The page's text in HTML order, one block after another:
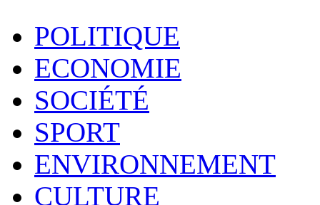
POLITIQUE
ECONOMIE
SOCIÉTÉ
SPORT
ENVIRONNEMENT
CULTURE